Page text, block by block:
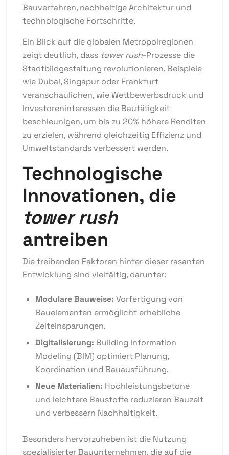
Bauverfahren, nachhaltige Architektur und
technologische Fortschritte.
Ein Blick auf die globalen Metropolregionen
zeigt deutlich, dass tower rush-Prozesse die
Stadtbildgestaltung revolutionieren. Beispiele
wie Dubai, Singapur oder Frankfurt
veranschaulichen, wie Wettbewerbsdruck und
Investoreninteressen die Bautätigkeit
beschleunigen, um bis zu 20% höhere Renditen
zu erzielen, während gleichzeitig Effizienz und
Umweltstandards verbessert werden.
Technologische
Innovationen, die
tower rush
antreiben
Die treibenden Faktoren hinter dieser rasanten
Entwicklung sind vielfältig, darunter:
Modulare Bauweise: Vorfertigung von
Bauelementen ermöglicht erhebliche
Zeiteinsparungen.
Digitalisierung: Building Information
Modeling (BIM) optimiert Planung,
Koordination und Bauausführung.
Neue Materialien: Hochleistungsbetone
und leichtere Baustoffe reduzieren Bauzeit
und verbessern Nachhaltigkeit.
Besonders hervorzuheben ist die Nutzung
spezialisierter Bauunternehmen, die auf die